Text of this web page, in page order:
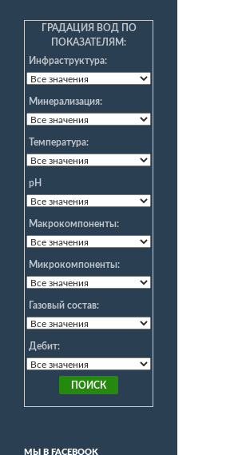
ГРАДАЦИЯ ВОД ПО
ПОКАЗАТЕЛЯМ:
Инфраструктура:
Минерализация:
Температура:
pH
Макрокомпоненты:
Микрокомпоненты:
Газовый состав:
Дебит:
МЫ В FACEBOOK